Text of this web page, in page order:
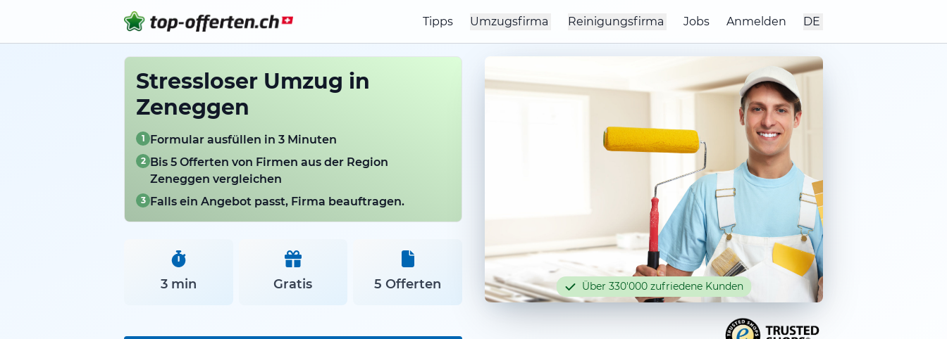
Tipps Umzugsfirma Reinigungsfirma Jobs Anmelden DE
Stressloser Umzug in
Zeneggen
1 Formular ausfüllen in 3 Minuten
2 Bis 5 Offerten von Firmen aus der Region
Zeneggen vergleichen
3 Falls ein Angebot passt, Firma beauftragen.
3 min Gratis 5 Offerten Über 330'000 zufriedene Kunden